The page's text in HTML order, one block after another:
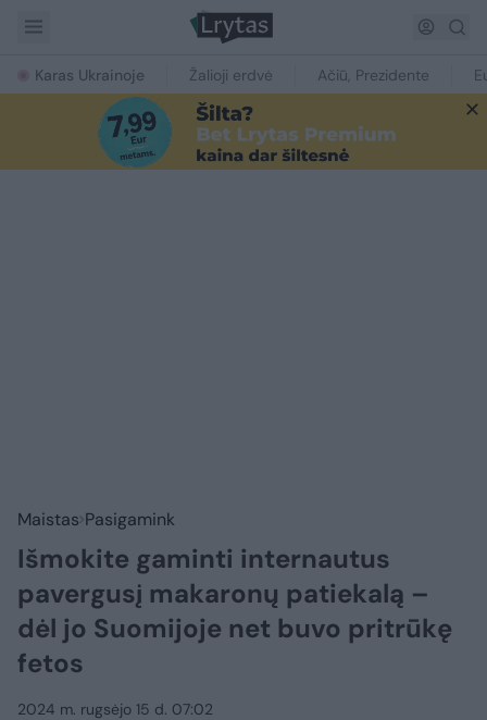
Karas Ukrainoje Žalioji erdvė Ačiū, Prezidente
Maistas Pasigamink
Išmokite gaminti internautus
pavergusį makaronų patiekalą –
dėl jo Suomijoje net buvo pritrūkę
fetos
2024 m. rugsėjo 15 d. 07:02